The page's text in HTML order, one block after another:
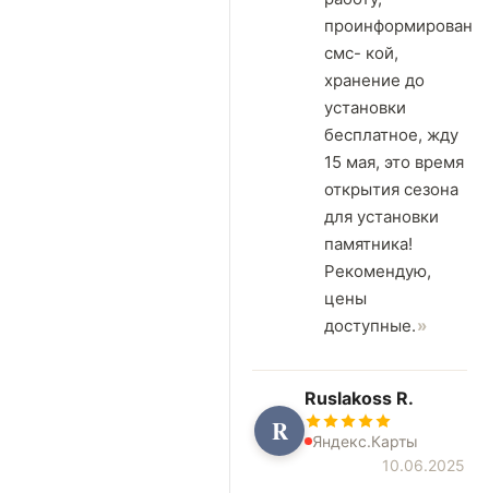
проинформирован
смс- кой,
хранение до
установки
бесплатное, жду
15 мая, это время
открытия сезона
для установки
памятника!
Рекомендую,
цены
доступные.
R
Ruslakoss R.
Яндекс.Карты
10.06.2025